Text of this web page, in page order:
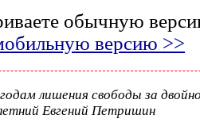
обычную
версию >>
лишения свободы за
Евгений Петришин